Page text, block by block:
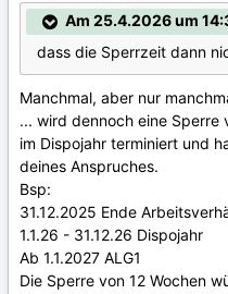
Am 25.4.2026 um
dass die Sperrzeit dann
Manchmal, aber nur
... wird dennoch eine
im Dispojahr terminiert und
deines Anspruches.
Bsp:
31.12.2025 Ende
1.1.26 - 31.12.26 Dispojahr
Ab 1.1.2027 ALG1
Die Sperre von 12 Wochen